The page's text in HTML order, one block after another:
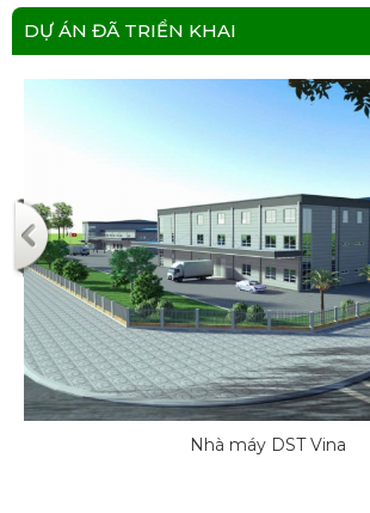
DỰ ÁN ĐÃ TRIỂN KHAI
Nhà máy DST Vina